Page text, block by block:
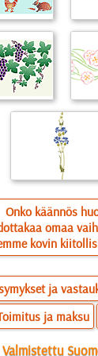
Onko käännös
omaa
kovin
ja
ja maksu
Valmistettu